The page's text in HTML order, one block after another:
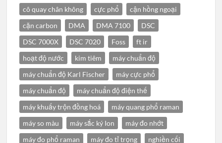
cô quay chân không
cực phổ
cận hồng ngoại
cặn carbon
DMA DMA 7100
DSC
DSC 7000X
DSC 7020 Foss
ft ir
hoạt độ nước
kim tiêm
máy chuẩn độ
máy chuẩn độ Karl Fischer
máy cực phổ
máy chuẩn độ
máy chuẩn độ điện thế
máy khuấy trộn đồng hoá
máy quang phổ raman
máy so màu
máy sắc ký Ion
máy đo nhớt
máy đo phổ raman
máy đo tỉ trọng nghiền cối